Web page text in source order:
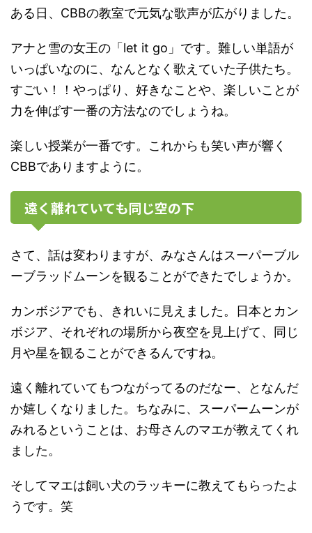
ある日、CBBの教室で元気な歌声が広がりました。
アナと雪の女王の「let it go」です。難しい単語が
いっぱいなのに、なんとなく歌えていた子供たち。
すごい！！やっぱり、好きなことや、楽しいことが
力を伸ばす一番の方法なのでしょうね。
楽しい授業が一番です。これからも笑い声が響く
CBBでありますように。
遠く離れていても同じ空の下
さて、話は変わりますが、みなさんはスーパーブル
ーブラッドムーンを観ることができたでしょうか。
カンボジアでも、きれいに見えました。日本とカン
ボジア、それぞれの場所から夜空を見上げて、同じ
月や星を観ることができるんですね。
遠く離れていてもつながってるのだなー、となんだ
か嬉しくなりました。ちなみに、スーパームーンが
みれるということは、お母さんのマエが教えてくれ
ました。
そしてマエは飼い犬のラッキーに教えてもらったよ
うです。笑